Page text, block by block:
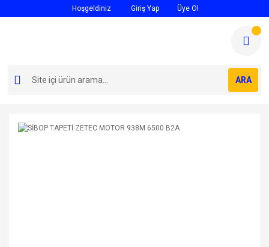
Hoşgeldiniz Giriş Yap Üye Ol
ARA